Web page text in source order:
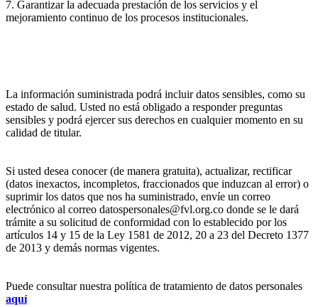
7. Garantizar la adecuada prestación de los servicios y el
mejoramiento continuo de los procesos institucionales.
La información suministrada podrá incluir datos sensibles, como su
estado de salud. Usted no está obligado a responder preguntas
sensibles y podrá ejercer sus derechos en cualquier momento en su
calidad de titular.
Si usted desea conocer (de manera gratuita), actualizar, rectificar
(datos inexactos, incompletos, fraccionados que induzcan al error) o
suprimir los datos que nos ha suministrado, envíe un correo
electrónico al correo datospersonales@fvl.org.co donde se le dará
trámite a su solicitud de conformidad con lo establecido por los
artículos 14 y 15 de la Ley 1581 de 2012, 20 a 23 del Decreto 1377
de 2013 y demás normas vigentes.
Puede consultar nuestra política de tratamiento de datos personales
aquí